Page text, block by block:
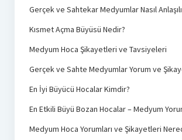
Gerçek ve Sahtekar Medyumlar Nasıl
Kısmet Açma Büyüsü Nedir?
Medyum Hoca Şikayetleri ve Tavsiyeleri
Gerçek ve Sahte Medyumlar Yorum ve
En İyi Büyücü Hocalar Kimdir?
En Etkili Büyü Bozan Hocalar – Medyum
Medyum Hoca Yorumları ve Şikayetleri